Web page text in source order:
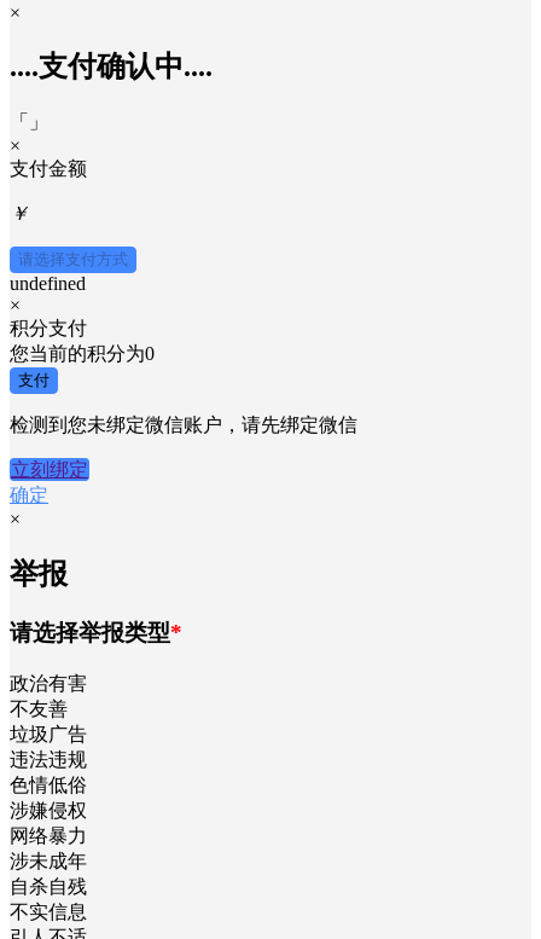
×
....支付确认中....
「
」
×
支付金额
￥
请选择支付方式
undefined
×
积分支付
您当前的积分为0
支付
检测到您未绑定微信账户，请先绑定微信
立刻绑定
确定
×
举报
请选择举报类型*
政治有害
不友善
垃圾广告
违法违规
色情低俗
涉嫌侵权
网络暴力
涉未成年
自杀自残
不实信息